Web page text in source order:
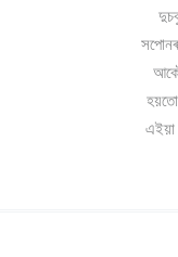
সপোনৰ
আকৌ
হয়তো
এইয়া